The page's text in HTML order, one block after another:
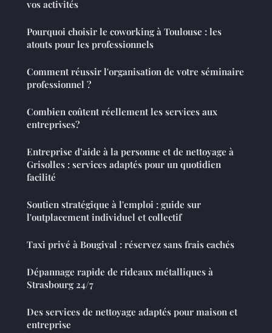
vos activités
Pourquoi choisir le coworking à Toulouse : les
atouts pour les professionnels
Comment réussir l'organisation de votre séminaire
professionnel ?
Combien coûtent réellement les services aux
entreprises?
Entreprise d’aide à la personne et de nettoyage à
Grisolles : services adaptés pour un quotidien
facilité
Soutien stratégique à l'emploi : guide sur
l'outplacement individuel et collectif
Taxi privé à Bougival : réservez sans frais cachés
Dépannage rapide de rideaux métalliques à
Strasbourg 24/7
Des services de nettoyage adaptés pour maison et
entreprise